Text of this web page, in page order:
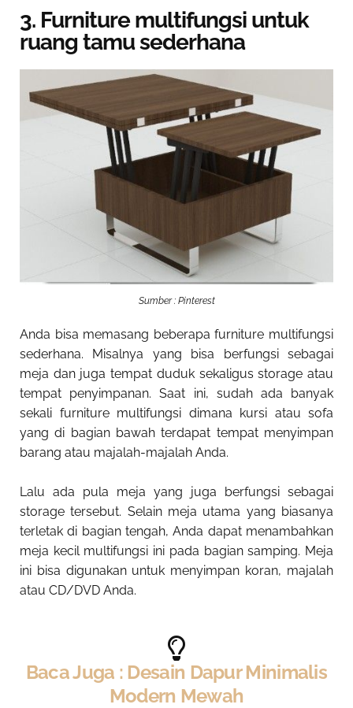
3. Furniture multifungsi untuk
ruang tamu sederhana
Sumber : Pinterest
Anda bisa memasang beberapa furniture multifungsi
sederhana. Misalnya yang bisa berfungsi sebagai
meja dan juga tempat duduk sekaligus storage atau
tempat penyimpanan. Saat ini, sudah ada banyak
sekali furniture multifungsi dimana kursi atau sofa
yang di bagian bawah terdapat tempat menyimpan
barang atau majalah-majalah Anda.
Lalu ada pula meja yang juga berfungsi sebagai
storage tersebut. Selain meja utama yang biasanya
terletak di bagian tengah, Anda dapat menambahkan
meja kecil multifungsi ini pada bagian samping. Meja
ini bisa digunakan untuk menyimpan koran, majalah
atau CD/DVD Anda.
Baca Juga : Desain Dapur Minimalis
Modern Mewah